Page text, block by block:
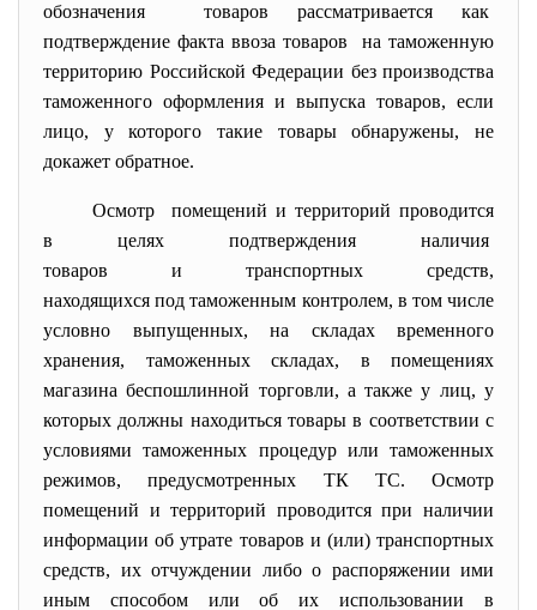
обозначения товаров рассматривается как
подтверждение факта ввоза товаров на таможенную
территорию Российской Федерации без производства
таможенного оформления и выпуска товаров, если
лицо, у которого такие товары обнаружены, не
докажет обратное.
Осмотр помещений и территорий проводится
в целях подтверждения наличия
товаров и транспортных средств,
находящихся под таможенным контролем, в том числе
условно выпущенных, на складах временного
хранения, таможенных складах, в помещениях
магазина беспошлинной торговли, а также у лиц, у
которых должны находиться товары в соответствии с
условиями таможенных процедур или таможенных
режимов, предусмотренных ТК ТС. Осмотр
помещений и территорий проводится при наличии
информации об утрате товаров и (или) транспортных
средств, их отчуждении либо о распоряжении ими
иным способом или об их использовании в